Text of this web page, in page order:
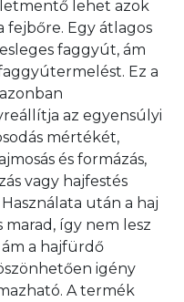
lehet azok
fejbőre. Egy átlagos
faggyút, ám
Ez a
az egyensúlyi
mértékét,
és formázás,
vagy hajfestés
után a haj
marad, így nem lesz
ám a hajfürdő
igény
A termék